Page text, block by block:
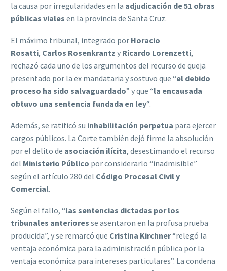
la causa por irregularidades en la adjudicación de 51 obras
públicas viales en la provincia de Santa Cruz.
El máximo tribunal, integrado por Horacio
Rosatti, Carlos Rosenkrantz y Ricardo Lorenzetti,
rechazó cada uno de los argumentos del recurso de queja
presentado por la ex mandataria y sostuvo que “el debido
proceso ha sido salvaguardado” y que “la encausada
obtuvo una sentencia fundada en ley“.
Además, se ratificó su inhabilitación perpetua para ejercer
cargos públicos. La Corte también dejó firme la absolución
por el delito de asociación ilícita, desestimando el recurso
del Ministerio Público por considerarlo “inadmisible”
según el artículo 280 del Código Procesal Civil y
Comercial.
Según el fallo, “las sentencias dictadas por los
tribunales anteriores se asentaron en la profusa prueba
producida”, y se remarcó que Cristina Kirchner“relegó la
ventaja económica para la administración pública por la
ventaja económica para intereses particulares”. La condena